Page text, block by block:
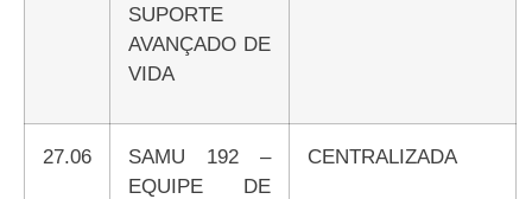
SUPORTE
AVANÇADO DE
VIDA
27.06
SAMU 192 –
EQUIPE DE
CENTRALIZADA